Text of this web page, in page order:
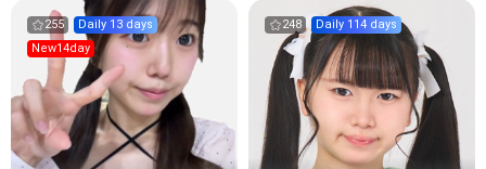
255
Daily 13 days
New14day
248 Daily 114 days